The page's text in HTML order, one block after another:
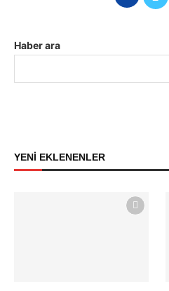
Haber ara
YENİ EKLENENLER